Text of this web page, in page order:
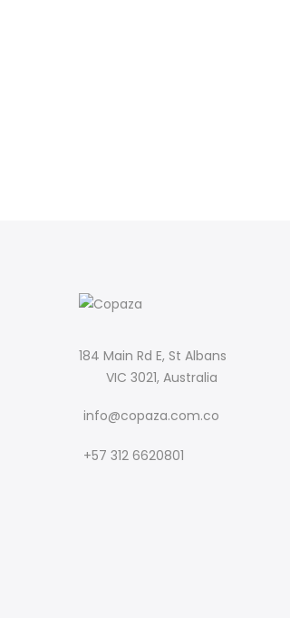
184 Main Rd E, St Albans
VIC 3021, Australia
info@copaza.com.co
‪+57 312 6620801‬